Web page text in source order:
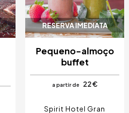
RESERVA IMEDIATA
Pequeno-almoço
buffet
a partir de 22 €
Spirit Hotel Gran